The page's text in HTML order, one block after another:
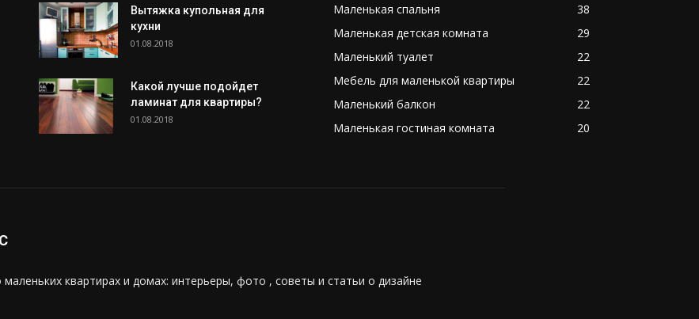
Вытяжка купольная для
кухни
01.08.2018
Какой лучше подойдет
ламинат для квартиры?
01.08.2018
Маленькая спальня
38
Маленькая детская комната
29
Маленький туалет
22
Мебель для маленькой квартиры
22
Маленький балкон
22
Маленькая гостиная комната
20
маленьких квартирах и домах: интерьеры, фото , советы и статьи о дизайне